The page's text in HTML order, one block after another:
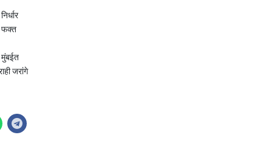
फक्त
मुंबईत
जरांगे